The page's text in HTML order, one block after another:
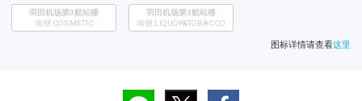
羽田机场第3航站楼
南侧 COSMETIC
羽田机场第3航站楼
南侧 LIQUOR&TOBACCO
图标详情请查看这里